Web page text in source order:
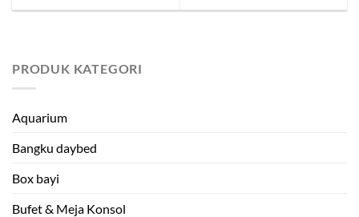
PRODUK KATEGORI
Aquarium
Bangku daybed
Box bayi
Bufet & Meja Konsol